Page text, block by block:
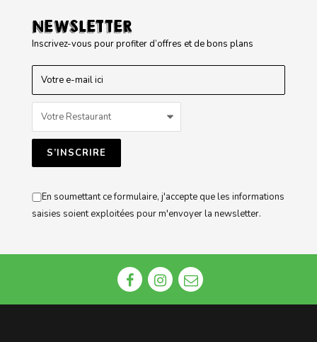
NEWSLETTER
Inscrivez-vous pour profiter d’offres et de bons plans
En soumettant ce formulaire, j'accepte que les informations
saisies soient exploitées pour m'envoyer la newsletter.